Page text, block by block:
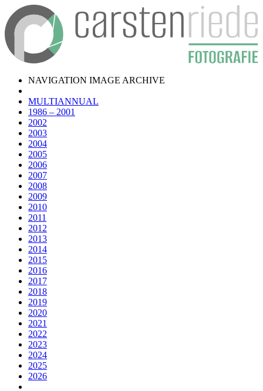
NAVIGATION IMAGE ARCHIVE
MULTIANNUAL
1986 – 2001
2002
2003
2004
2005
2006
2007
2008
2009
2010
2011
2012
2013
2014
2015
2016
2017
2018
2019
2020
2021
2022
2023
2024
2025
2026